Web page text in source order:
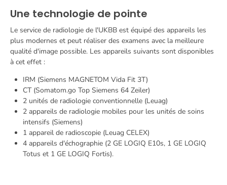
Une technologie de pointe
Le service de radiologie de l'UKBB est équipé des appareils les
plus modernes et peut réaliser des examens avec la meilleure
qualité d'image possible. Les appareils suivants sont disponibles
à cet effet :
IRM (Siemens MAGNETOM Vida Fit 3T)
CT (Somatom.go Top Siemens 64 Zeiler)
2 unités de radiologie conventionnelle (Leuag)
2 appareils de radiologie mobiles pour les unités de soins
intensifs (Siemens)
1 appareil de radioscopie (Leuag CELEX)
4 appareils d'échographie (2 GE LOGIQ E10s, 1 GE LOGIQ
Totus et 1 GE LOGIQ Fortis).